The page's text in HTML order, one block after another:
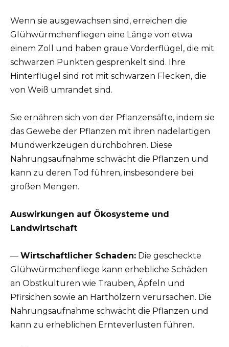
Wenn sie ausgewachsen sind, erreichen die
Glühwürmchenfliegen eine Länge von etwa
einem Zoll und haben graue Vorderflügel, die mit
schwarzen Punkten gesprenkelt sind. Ihre
Hinterflügel sind rot mit schwarzen Flecken, die
von Weiß umrandet sind.
Sie ernähren sich von der Pflanzensäfte, indem sie
das Gewebe der Pflanzen mit ihren nadelartigen
Mundwerkzeugen durchbohren. Diese
Nahrungsaufnahme schwächt die Pflanzen und
kann zu deren Tod führen, insbesondere bei
großen Mengen.
Auswirkungen auf Ökosysteme und
Landwirtschaft
— Wirtschaftlicher Schaden: Die gescheckte
Glühwürmchenfliege kann erhebliche Schäden
an Obstkulturen wie Trauben, Äpfeln und
Pfirsichen sowie an Harthölzern verursachen. Die
Nahrungsaufnahme schwächt die Pflanzen und
kann zu erheblichen Ernteverlusten führen.